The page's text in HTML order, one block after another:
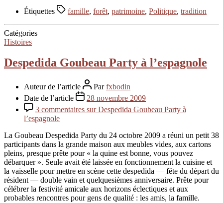
Étiquettes famille, forêt, patrimoine, Politique, tradition
Catégories
Histoires
Despedida Goubeau Party à l’espagnole
Auteur de l’article Parfxbodin
Date de l’article
28 novembre 2009
3 commentaires sur Despedida Goubeau Party à
l’espagnole
La Goubeau Despedida Party du 24 octobre 2009 a réuni un petit 38
participants dans la grande maison aux meubles vides, aux cartons
pleins, presque prête pour « la quine est bonne, vous pouvez
débarquer ». Seule avait été laissée en fonctionnement la cuisine et
la vaisselle pour mettre en scène cette despedida — fête du départ du
résident — double vain et quelquesièmes anniversaire. Prête pour
célébrer la festivité amicale aux horizons éclectiques et aux
probables rencontres pour gens de qualité : les amis, la famille.